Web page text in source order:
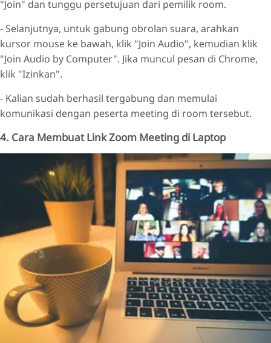
"Join" dan tunggu persetujuan dari pemilik room.
- Selanjutnya, untuk gabung obrolan suara, arahkan
kursor mouse ke bawah, klik "Join Audio", kemudian klik
"Join Audio by Computer". Jika muncul pesan di Chrome,
klik "Izinkan".
- Kalian sudah berhasil tergabung dan memulai
komunikasi dengan peserta meeting di room tersebut.
4. Cara Membuat Link Zoom Meeting di Laptop